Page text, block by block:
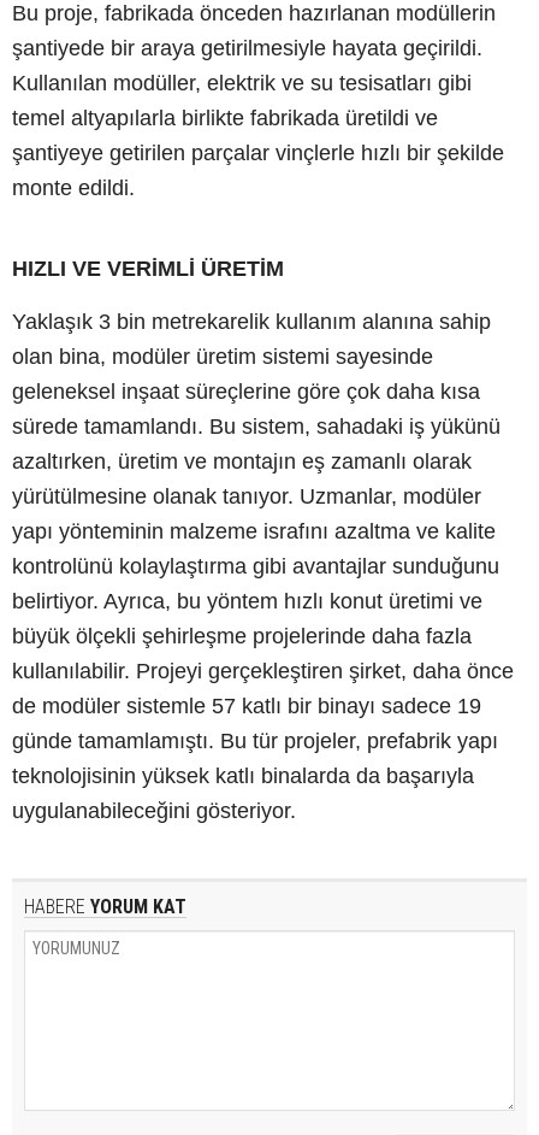
Bu proje, fabrikada önceden hazırlanan modüllerin
şantiyede bir araya getirilmesiyle hayata geçirildi.
Kullanılan modüller, elektrik ve su tesisatları gibi
temel altyapılarla birlikte fabrikada üretildi ve
şantiyeye getirilen parçalar vinçlerle hızlı bir şekilde
monte edildi.
HIZLI VE VERİMLİ ÜRETİM
Yaklaşık 3 bin metrekarelik kullanım alanına sahip
olan bina, modüler üretim sistemi sayesinde
geleneksel inşaat süreçlerine göre çok daha kısa
sürede tamamlandı. Bu sistem, sahadaki iş yükünü
azaltırken, üretim ve montajın eş zamanlı olarak
yürütülmesine olanak tanıyor. Uzmanlar, modüler
yapı yönteminin malzeme israfını azaltma ve kalite
kontrolünü kolaylaştırma gibi avantajlar sunduğunu
belirtiyor. Ayrıca, bu yöntem hızlı konut üretimi ve
büyük ölçekli şehirleşme projelerinde daha fazla
kullanılabilir. Projeyi gerçekleştiren şirket, daha önce
de modüler sistemle 57 katlı bir binayı sadece 19
günde tamamlamıştı. Bu tür projeler, prefabrik yapı
teknolojisinin yüksek katlı binalarda da başarıyla
uygulanabileceğini gösteriyor.
HABERE YORUM KAT